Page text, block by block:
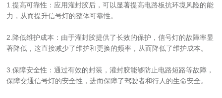
1.提高可靠性：应用灌封胶后，可以显著提高电路板抗环境风险的能
力，从而提升信号灯的整体可靠性。
2.降低维护成本：由于灌封胶提供了长效的保护，信号灯的故障率显
著降低，这直接减少了维护和更换的频率，从而降低了维护成本。
3.保障安全性：通过有效的封装，灌封胶能够防止电路短路等故障，
保障交通信号灯的安全性，进而保障了驾驶者和行人的生命安全。